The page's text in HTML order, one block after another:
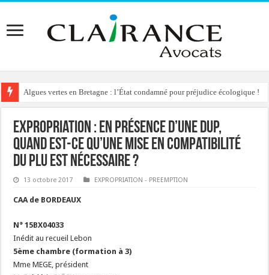
Algues vertes en Bretagne : l’État condamné pour préjudice écologique !
Reconstruction de chalets d’alpage : le préfet condamné à délivrer
Expropriation : en présence d’une DUP,
quand est-ce qu’une mise en compatibilité
du PLU est nécessaire ?
13 octobre 2017 EXPROPRIATION - PREEMPTION
CAA de BORDEAUX
N° 15BX04033
Inédit au recueil Lebon
5ème chambre (formation à 3)
Mme MEGE, président